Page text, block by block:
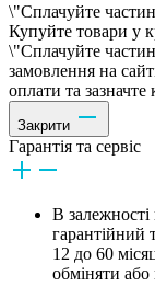
\"Сплачуйте
Купуйте товари у
\"Сплачуйте
замовлення на
оплати та зазначте
Закрити
Гарантія та сервіс
В залежності
гарантійний
12 до 60
обміняти